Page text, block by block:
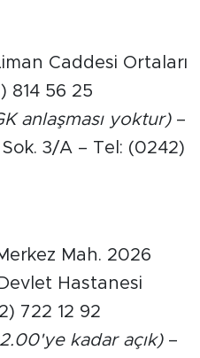
Caddesi Ortaları
814 56 25
anlaşması yoktur)–
3/A – Tel: (0242)
Mah. 2026
Hastanesi
722 12 92
kadar açık)–